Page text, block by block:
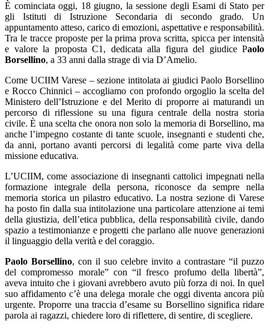
È cominciata oggi, 18 giugno, la sessione degli Esami di Stato per
gli Istituti di Istruzione Secondaria di secondo grado. Un
appuntamento atteso, carico di emozioni, aspettative e responsabilità.
Tra le tracce proposte per la prima prova scritta, spicca per intensità
e valore la proposta C1, dedicata alla figura del giudice Paolo
Borsellino, a 33 anni dalla strage di via D’Amelio.
Come UCIIM Varese – sezione intitolata ai giudici Paolo Borsellino
e Rocco Chinnici – accogliamo con profondo orgoglio la scelta del
Ministero dell’Istruzione e del Merito di proporre ai maturandi un
percorso di riflessione su una figura centrale della nostra storia
civile. È una scelta che onora non solo la memoria di Borsellino, ma
anche l’impegno costante di tante scuole, insegnanti e studenti che,
da anni, portano avanti percorsi di legalità come parte viva della
missione educativa.
L’UCIIM, come associazione di insegnanti cattolici impegnati nella
formazione integrale della persona, riconosce da sempre nella
memoria storica un pilastro educativo. La nostra sezione di Varese
ha posto fin dalla sua intitolazione una particolare attenzione ai temi
della giustizia, dell’etica pubblica, della responsabilità civile, dando
spazio a testimonianze e progetti che parlano alle nuove generazioni
il linguaggio della verità e del coraggio.
Paolo Borsellino, con il suo celebre invito a contrastare “il puzzo
del compromesso morale” con “il fresco profumo della libertà”,
aveva intuito che i giovani avrebbero avuto più forza di noi. In quel
suo affidamento c’è una delega morale che oggi diventa ancora più
urgente. Proporre una traccia d’esame su Borsellino significa ridare
parola ai ragazzi, chiedere loro di riflettere, di sentire, di scegliere.